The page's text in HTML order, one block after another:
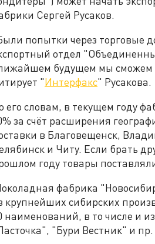
Сергей Русаков.
попытки через торговые
отдел
будущем мы сможем
"Интерфакс" Русакова.
его словам, в текущем году
за счёт расширения
в Благовещенск,
и Читу. Если брать
году товары
фабрика
крупнейших сибирских
наименований, в то числе и
"Бури Вестник" и пр.